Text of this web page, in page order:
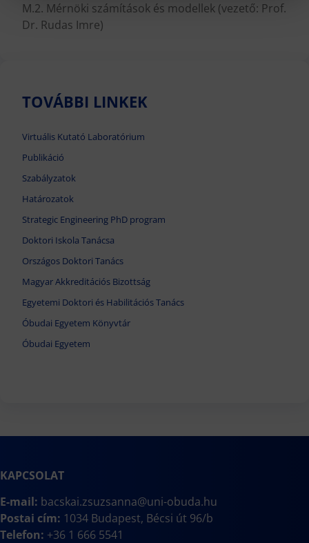
M.2. Mérnöki számítások és modellek (vezető: Prof.
Dr. Rudas Imre)
TOVÁBBI LINKEK
Virtuális Kutató Laboratórium
Publikáció
Szabályzatok
Határozatok
Strategic Engineering PhD program
Doktori Iskola Tanácsa
Országos Doktori Tanács
Magyar Akkreditációs Bizottság
Egyetemi Doktori és Habilitációs Tanács
Óbudai Egyetem Könyvtár
Óbudai Egyetem
KAPCSOLAT
E-mail: bacskai.zsuzsanna@uni-obuda.hu
Postai cím: 1034 Budapest, Bécsi út 96/b
Telefon: +36 1 666 5541